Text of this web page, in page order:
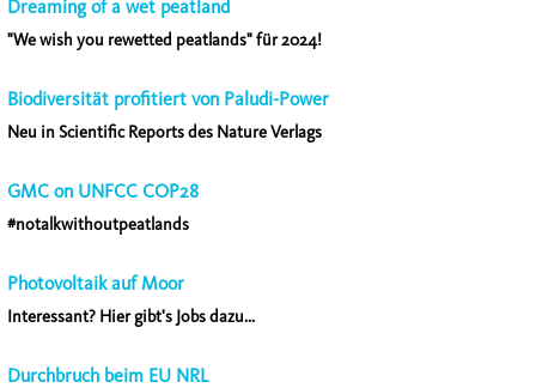
Dreaming of a wet peatland
"We wish you rewetted peatlands" für 2024!
Biodiversität profitiert von Paludi-Power
Neu in Scientific Reports des Nature Verlags
GMC on UNFCC COP28
#notalkwithoutpeatlands
Photovoltaik auf Moor
Interessant? Hier gibt's Jobs dazu...
Durchbruch beim EU NRL